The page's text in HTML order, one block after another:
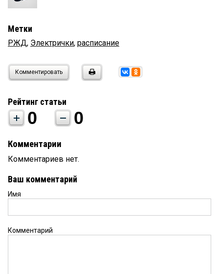
Метки
РЖД, Электрички, расписание
Комментировать
Рейтинг статьи
0 0
Комментарии
Комментариев нет.
Ваш комментарий
Имя
Комментарий